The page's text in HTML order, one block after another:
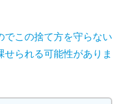
でこの捨て方を守らない
られる可能性がありま